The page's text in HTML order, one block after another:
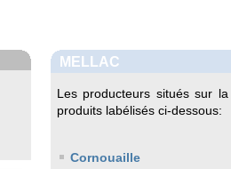
MELLAC
Les producteurs situés sur
produits labélisés ci-dessous:
Cornouaille